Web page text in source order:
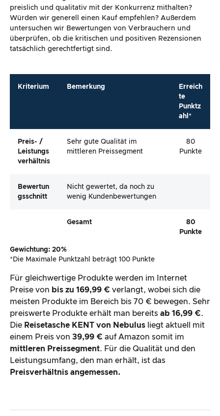
preislich und qualitativ mit der Konkurrenz mithalten?
Würden wir generell einen Kauf empfehlen? Außerdem
untersuchen wir Bewertungen von Verbrauchern und
überprüfen, ob die kritischen und positiven Rezensionen
tatsächlich gerechtfertigt sind.
Kriterium Bemerkung
Erreich
te
Punktz
ahl*
Preis- /
Leistungs
Verhältnis
Sehr gute Qualität im
mittleren Preissegment
80
Punkte
Bewertun
Gsschnitt
Nicht gewertet, da noch zu
wenig Kundenbewertungen
Gesamt
80
Punkte
Gewichtung: 20%
*Die Maximale Punktzahl beträgt 100 Punkte
Für gleichwertige Produkte werden im Internet
Preise von bis zu 169,99 € verlangt, wobei sich die
meisten Produkte im Bereich bis 70 € bewegen. Sehr
preiswerte Produkte erhält man bereits ab 16,99 €.
Die Reisetasche KENT von Nebulus liegt aktuell mit
einem Preis von 39,99 € auf Amazon somit im
mittleren Preissegment. Für die Qualität und den
Leistungsumfang, den man erhält, ist das
Preisverhältnis angemessen.